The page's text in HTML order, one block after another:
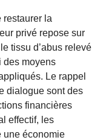
restaurer la
privé repose sur
tissu d’abus relevé
des moyens
Le rappel
dialogue sont des
financières
effectif, les
une économie